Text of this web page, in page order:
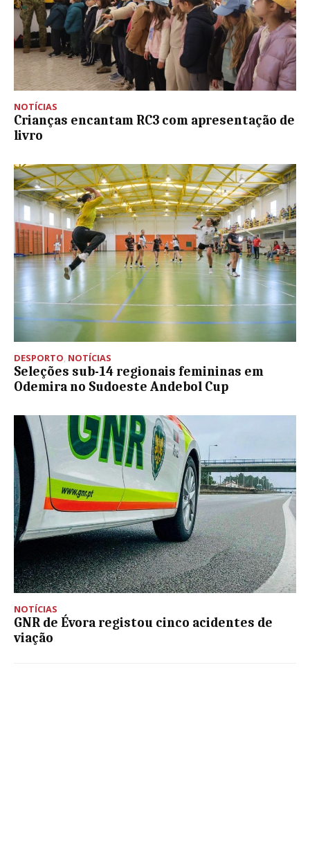
NOTÍCIAS
Crianças encantam RC3 com apresentação de
livro
DESPORTO, NOTÍCIAS
Seleções sub-14 regionais femininas em
Odemira no Sudoeste Andebol Cup
NOTÍCIAS
GNR de Évora registou cinco acidentes de
viação